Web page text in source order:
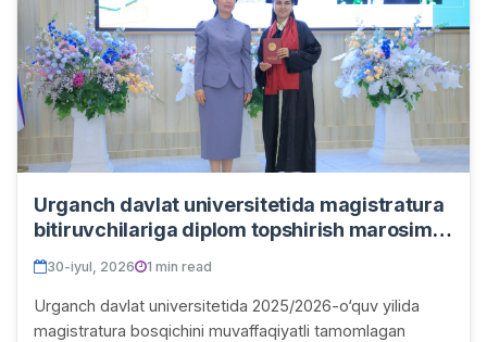
Urganch davlat universitetida magistratura
bitiruvchilariga diplom topshirish marosimi
bo‘lib o‘tdi
30-iyul, 2026 1 min read
Urganch davlat universitetida 2025/2026-o‘quv yilida
magistratura bosqichini muvaffaqiyatli tamomlagan